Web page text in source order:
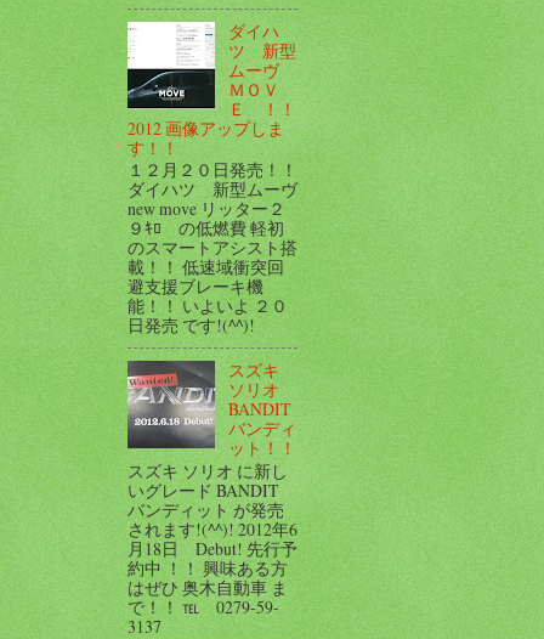
ダイハ
ツ 新型
ムーヴ
ＭＯＶ
Ｅ ！！
2012 画像アップしま
す！！
１２月２０日発売！！
ダイハツ 新型ムーヴ
new move リッター２
９ｷﾛ の低燃費 軽初
のスマートアシスト搭
載！！ 低速域衝突回
避支援ブレーキ機
能！！ いよいよ ２０
日発売 です!(^^)!
スズキ
ソリオ
BANDIT
バンディ
ット！！
スズキ ソリオ に新し
いグレード BANDIT
バンディット が発売
されます!(^^)! 2012年6
月18日 Debut! 先行予
約中 ！！ 興味ある方
はぜひ 奥木自動車 ま
で！！ ℡ 0279-59-
3137